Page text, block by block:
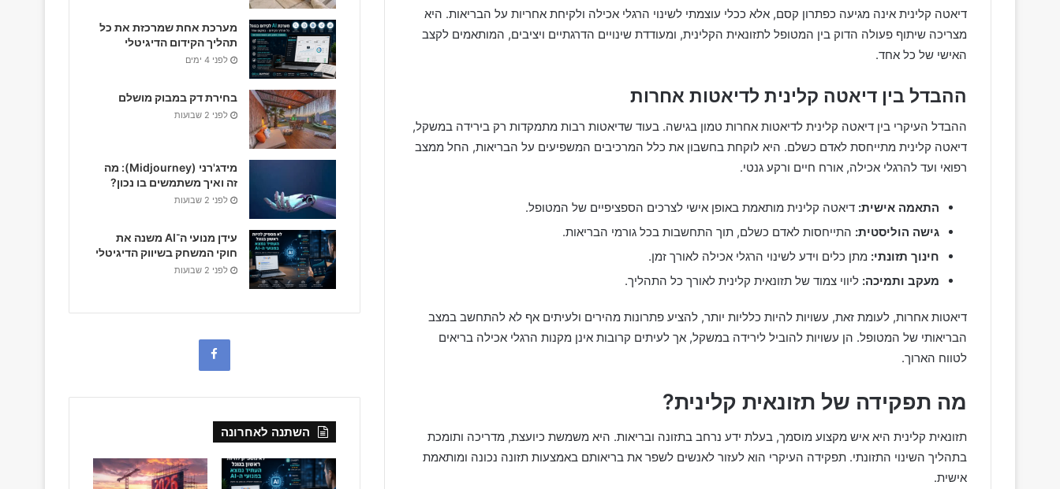
דיאטה קלינית אינה מגיעה כפתרון קסם, אלא ככלי עוצמתי לשינוי הרגלי אכילה ולקיחת אחריות על הבריאות. היא
מצריכה שיתוף פעולה הדוק בין המטופל לתזונאית הקלינית, ומעודדת שינויים הדרגתיים ויציבים, המותאמים לקצב
האישי של כל אחד.
ההבדל בין דיאטה קלינית לדיאטות אחרות
ההבדל העיקרי בין דיאטה קלינית לדיאטות אחרות טמון בגישה. בעוד שדיאטות רבות מתמקדות רק בירידה במשקל,
דיאטה קלינית מתייחסת לאדם כשלם. היא לוקחת בחשבון את כלל המרכיבים המשפיעים על הבריאות, החל ממצב
רפואי ועד להרגלי אכילה, אורח חיים ורקע גנטי.
התאמה אישית: דיאטה קלינית מותאמת באופן אישי לצרכים הספציפיים של המטופל.
גישה הוליסטית: התייחסות לאדם כשלם, תוך התחשבות בכל גורמי הבריאות.
חינוך תזונתי: מתן כלים וידע לשינוי הרגלי אכילה לאורך זמן.
מעקב ותמיכה: ליווי צמוד של תזונאית קלינית לאורך כל התהליך.
דיאטות אחרות, לעומת זאת, עשויות להיות כלליות יותר, להציע פתרונות מהירים ולעיתים אף לא להתחשב במצב
הבריאותי של המטופל. הן עשויות להוביל לירידה במשקל, אך לעיתים קרובות אינן מקנות הרגלי אכילה בריאים
לטווח הארוך.
מה תפקידה של תזונאית קלינית?
תזונאית קלינית היא איש מקצוע מוסמך, בעלת ידע נרחב בתזונה ובריאות. היא משמשת כיועצת, מדריכה ותומכת
בתהליך השינוי התזונתי. תפקידה העיקרי הוא לעזור לאנשים לשפר את בריאותם באמצעות תזונה נכונה ומותאמת
אישית.
מערכת אחת שמרכזת את כל
תהליך הקידום הדיגיטלי
לפני 4 ימים
בחירת דק במבוק מושלם
לפני 2 שבועות
מידג'רני (Midjourney): מה
זה ואיך משתמשים בו נכון?
לפני 2 שבועות
עידן מנועי ה־AI משנה את
חוקי המשחק בשיווק הדיגיטלי
לפני 2 שבועות
b
השתנה לאחרונה